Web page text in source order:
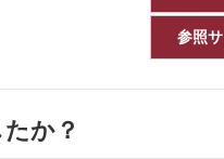
参照
か？